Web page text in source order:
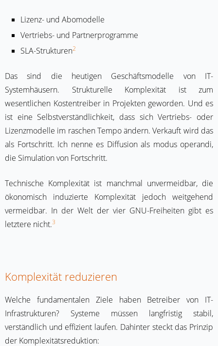
Lizenz- und Abomodelle
Vertriebs- und Partnerprogramme
SLA-Strukturen2
Das sind die heutigen Geschäftsmodelle von IT-
Systemhäusern. Strukturelle Komplexität ist zum
wesentlichen Kostentreiber in Projekten geworden. Und es
ist eine Selbstverständlichkeit, dass sich Vertriebs- oder
Lizenzmodelle im raschen Tempo ändern. Verkauft wird das
als Fortschritt. Ich nenne es Diffusion als modus operandi,
die Simulation von Fortschritt.
Technische Komplexität ist manchmal unvermeidbar, die
ökonomisch induzierte Komplexität jedoch weitgehend
vermeidbar. In der Welt der vier GNU-Freiheiten gibt es
letztere nicht.3
Komplexität reduzieren
Welche fundamentalen Ziele haben Betreiber von IT-
Infrastrukturen? Systeme müssen langfristig stabil,
verständlich und effizient laufen. Dahinter steckt das Prinzip
der Komplexitätsreduktion: